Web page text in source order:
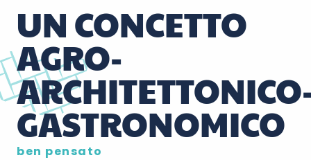
UN CONCETTO
AGRO-
GASTRONOMICO
ben pensato